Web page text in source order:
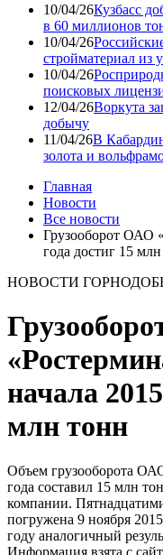
10/04/26Кузбасс
в 60 миллионов
10/04/26
стройматериал из
10/04/26
поисковых
12/04/26Воркута
добычу
11/04/26В
золота и
Главная
Новости
Все новости
Грузооборот ОАО
года достиг 15
НОВОСТИ
начала
млн тонн
Объем грузооборота
года составил 15 млн
компании.
погружена 9 ноября
году аналогичный
Информация взята с